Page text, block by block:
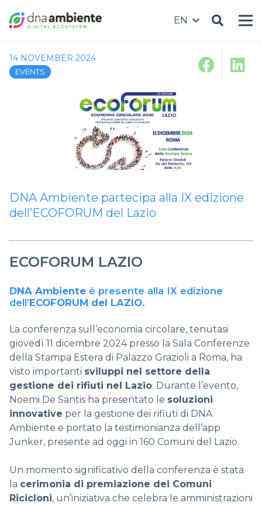
EN
14 NOVEMBER 2024
EVENTS
ECOFORUM LAZIO
DNA Ambiente è presente alla IX edizione
dell’ECOFORUM del LAZIO.
La conferenza sull’economia circolare, tenutasi
giovedì 11 dicembre 2024 presso la Sala Conferenze
della Stampa Estera di Palazzo Grazioli a Roma, ha
visto importanti sviluppi nel settore della
gestione dei rifiuti nel Lazio. Durante l’evento,
Noemi De Santis ha presentato le soluzioni
innovative per la gestione dei rifiuti di DNA
Ambiente e portato la testimonianza dell’app
Junker, presente ad oggi in 160 Comuni del
Lazio.
Un momento significativo della conferenza è stata
la cerimonia di premiazione dei Comuni
Ricicloni, un’iniziativa che celebra le amministrazioni
DNA Ambiente partecipa alla IX edizione
dell’ECOFORUM del Lazio